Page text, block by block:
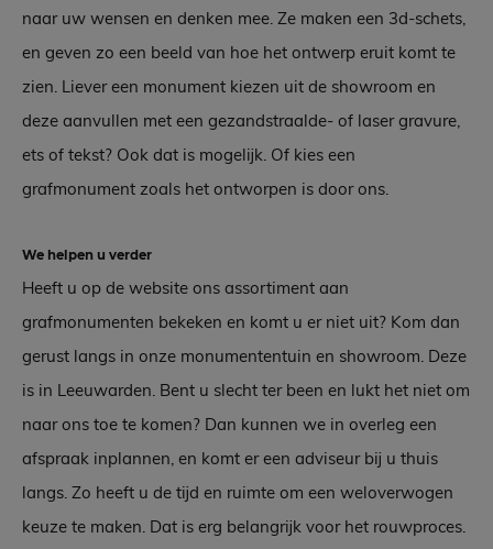
naar uw wensen en denken mee. Ze maken een 3d-schets,
en geven zo een beeld van hoe het ontwerp eruit komt te
zien. Liever een monument kiezen uit de showroom en
deze aanvullen met een gezandstraalde- of laser gravure,
ets of tekst? Ook dat is mogelijk. Of kies een
grafmonument zoals het ontworpen is door ons.
We helpen u verder
Heeft u op de website ons assortiment aan
grafmonumenten bekeken en komt u er niet uit? Kom dan
gerust langs in onze monumententuin en showroom. Deze
is in Leeuwarden. Bent u slecht ter been en lukt het niet om
naar ons toe te komen? Dan kunnen we in overleg een
afspraak inplannen, en komt er een adviseur bij u thuis
langs. Zo heeft u de tijd en ruimte om een weloverwogen
keuze te maken. Dat is erg belangrijk voor het rouwproces.